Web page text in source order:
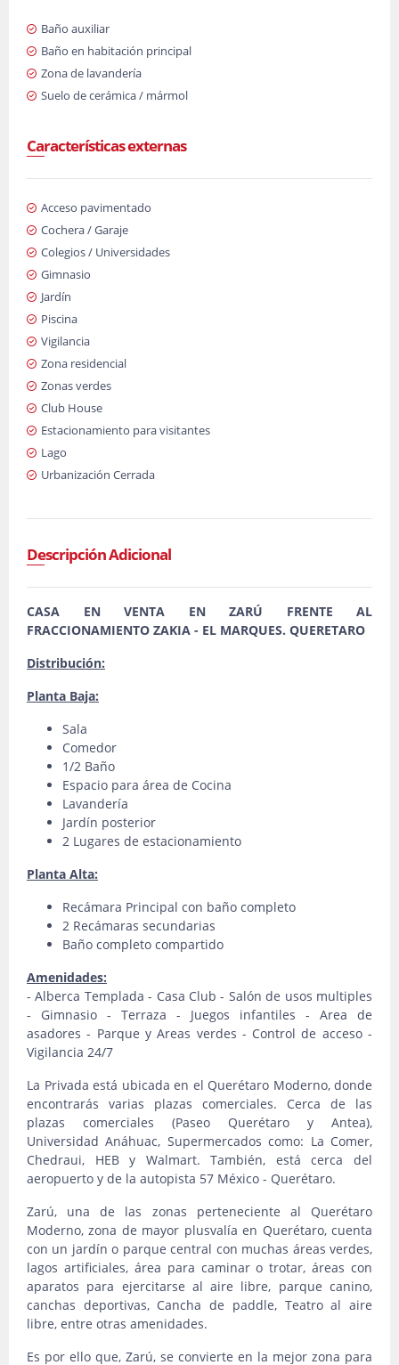
Baño auxiliar
Baño en habitación principal
Zona de lavandería
Suelo de cerámica / mármol
Características externas
Acceso pavimentado
Cochera / Garaje
Colegios / Universidades
Gimnasio
Jardín
Piscina
Vigilancia
Zona residencial
Zonas verdes
Club House
Estacionamiento para visitantes
Lago
Urbanización Cerrada
Descripción Adicional
CASA EN VENTA EN ZARÚ FRENTE AL
FRACCIONAMIENTO ZAKIA - EL MARQUES. QUERETARO
Distribución:
Planta Baja:
Sala
Comedor
1/2 Baño
Espacio para área de Cocina
Lavandería
Jardín posterior
2 Lugares de estacionamiento
Planta Alta:
Recámara Principal con baño completo
2 Recámaras secundarias
Baño completo compartido
Amenidades:
- Alberca Templada - Casa Club - Salón de usos multiples
- Gimnasio - Terraza - Juegos infantiles - Area de
asadores - Parque y Areas verdes - Control de acceso -
Vigilancia 24/7
La Privada está ubicada en el Querétaro Moderno, donde
encontrarás varias plazas comerciales. Cerca de las
plazas comerciales (Paseo Querétaro y Antea),
Universidad Anáhuac, Supermercados como: La Comer,
Chedraui, HEB y Walmart. También, está cerca del
aeropuerto y de la autopista 57 México - Querétaro.
Zarú, una de las zonas perteneciente al Querétaro
Moderno, zona de mayor plusvalía en Querétaro, cuenta
con un jardín o parque central con muchas áreas verdes,
lagos artificiales, área para caminar o trotar, áreas con
aparatos para ejercitarse al aire libre, parque canino,
canchas deportivas, Cancha de paddle, Teatro al aire
libre, entre otras amenidades.
Es por ello que, Zarú, se convierte en la mejor zona para